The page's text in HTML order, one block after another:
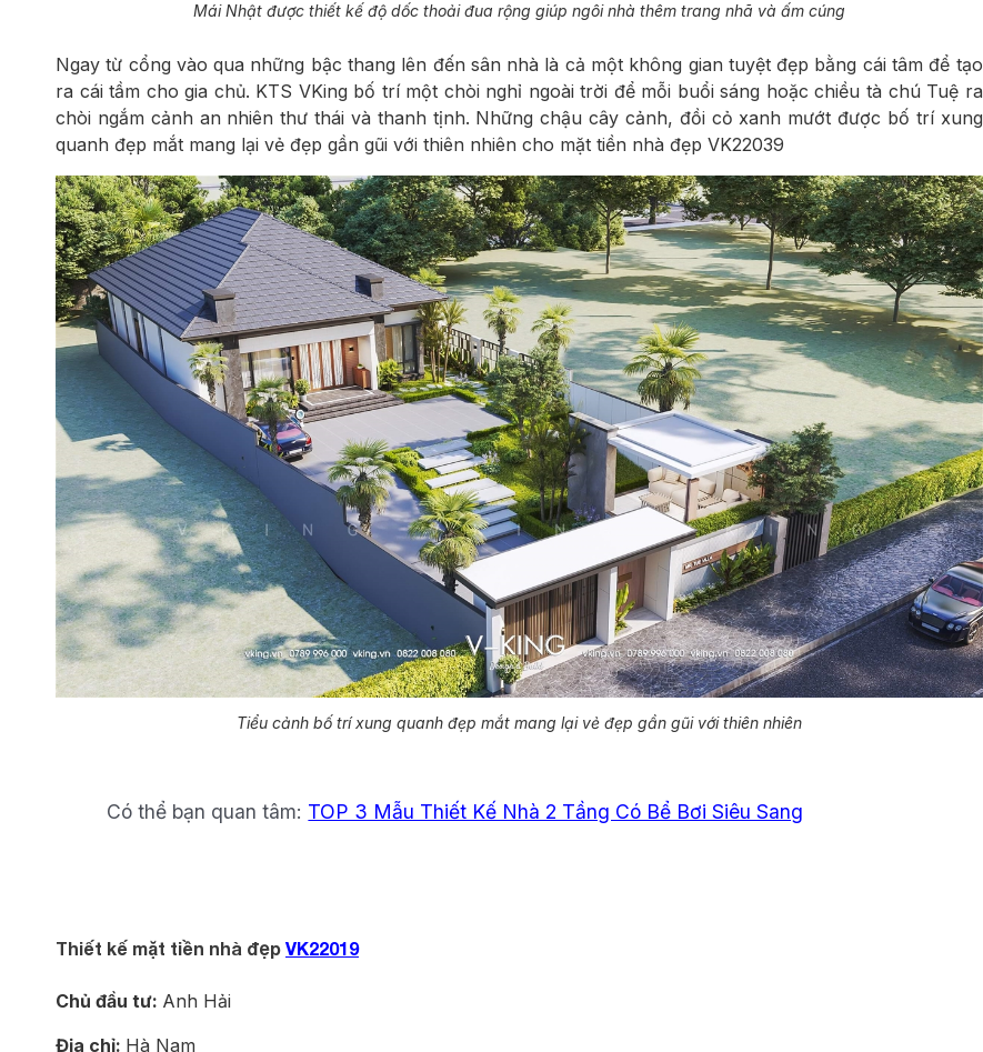
Mái Nhật được thiết kế độ dốc thoải đua rộng giúp ngôi nhà thêm trang nhã và ấm cúng
Ngay từ cổng vào qua những bậc thang lên đến sân nhà là cả một không gian tuyệt đẹp bằng cái tâm để tạo
ra cái tầm cho gia chủ. KTS VKing bố trí một chòi nghỉ ngoài trời để mỗi buổi sáng hoặc chiều tà chú Tuệ ra
chòi ngắm cảnh an nhiên thư thái và thanh tịnh. Những chậu cây cảnh, đồi cỏ xanh mướt được bố trí xung
quanh đẹp mắt mang lại vẻ đẹp gần gũi với thiên nhiên cho mặt tiền nhà đẹp VK22039
Tiểu cảnh bố trí xung quanh đẹp mắt mang lại vẻ đẹp gần gũi với thiên nhiên
Có thể bạn quan tâm: TOP 3 Mẫu Thiết Kế Nhà 2 Tầng Có Bể Bơi Siêu Sang
Thiết kế mặt tiền nhà đẹp VK22019
Chủ đầu tư: Anh Hải
Địa chỉ: Hà Nam